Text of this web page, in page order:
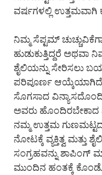
ವರ್ಷಗಳಲ್ಲಿ ಉತ್ತಮವಾಗಿ
ನಿಮ್ಮ ಸೆಪ್ಟಮ್
ಹುಡುಕುತ್ತಿದ್ದರೆ ಅಥವಾ
ಶೈಲಿಯನ್ನು ಸೇರಿಸಲು
ಪರಿಪೂರ್ಣ
ಸೊಗಸಾದ
ಅವರು ಹೊಂದಿರಬೇಕಾದ
ನಮ್ಮ ಉತ್ತಮ
ನೋಟಕ್ಕೆ ವ್ಯಕ್ತಿತ್ವ ಮತ್ತು
ಸಂಗ್ರಹವನ್ನು ಶಾಪಿಂಗ್
ಮುಂದಿನ ಹಂತಕ್ಕೆ